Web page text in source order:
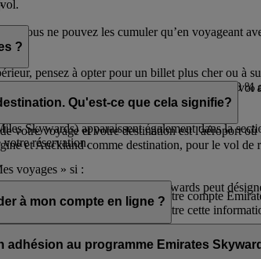
Vous ne pouvez les cumuler qu’en voyageant
pensez à opter pour un billet plus cher ou à
Premium, qui vous permet de gagner 20
?
avec Emirates. Si vous avez réservé un
Skywards) apparaissent également dans la
votre réservation.
voyages » si :
correspond pas au nom sur votre compte
à votre réservation. Pour mettre cette
à vos réservations à venir, merci d’appeler le
Qu'est-ce que cela signifie?
votre voyage et votre destination est l'aéroport
et Auckland comme destination, pour le vol
ans qu’un membre Emirates Skywards peut
;
à mon compte en ligne ?
ligne à moins de lui transmettre les identifiants de
au programme Emirates